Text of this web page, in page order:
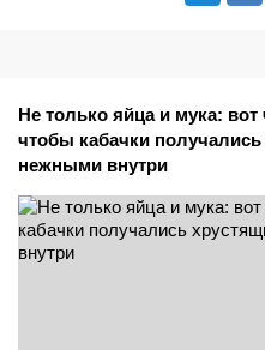
Не только яйца и мука:
чтобы кабачки
нежными внутри